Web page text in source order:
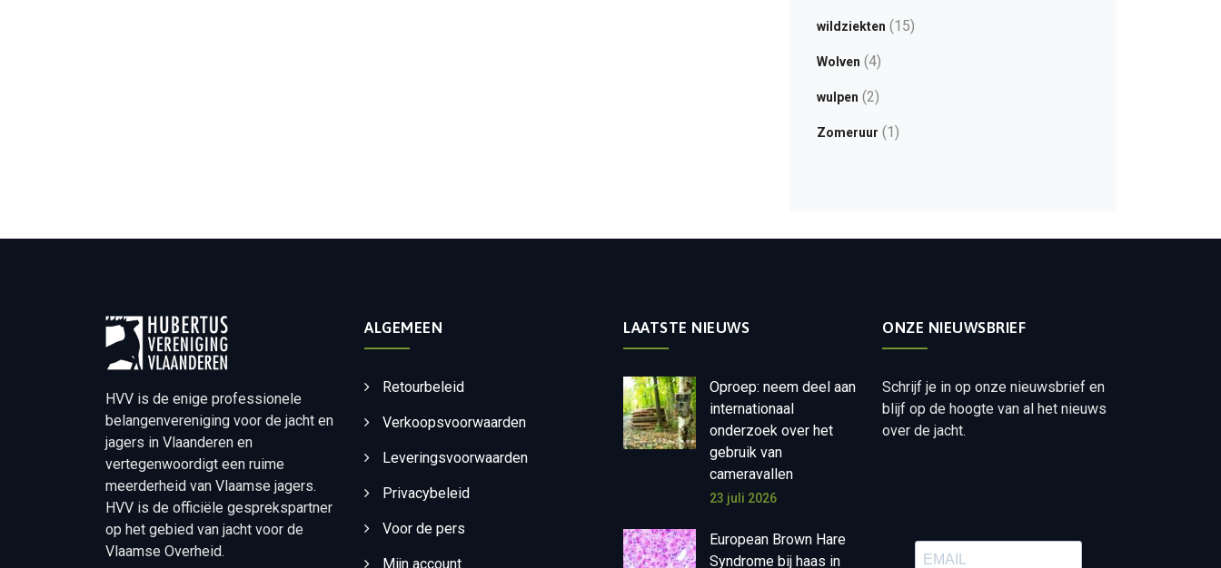
wildziekten (15)
Wolven (4)
wulpen (2)
Zomeruur (1)
HVV is de enige professionele
belangenvereniging voor de jacht en
jagers in Vlaanderen en
vertegenwoordigt een ruime
meerderheid van Vlaamse jagers.
HVV is de officiële gesprekspartner
op het gebied van jacht voor de
Vlaamse Overheid.
ALGEMEEN
Retourbeleid
Verkoopsvoorwaarden
Leveringsvoorwaarden
Privacybeleid
Voor de pers
Mijn account
LAATSTE NIEUWS
Oproep: neem deel aan
internationaal
onderzoek over het
gebruik van
cameravallen
23 juli 2026
European Brown Hare
Syndrome bij haas in
ONZE NIEUWSBRIEF
Schrijf je in op onze nieuwsbrief en
blijf op de hoogte van al het nieuws
over de jacht.